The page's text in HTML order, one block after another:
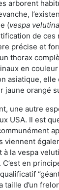
arborent
(vespa
de
précise et
thorax
en
asiatique,
jaune orangé
une autre
USA. Il est
viennent
à la vespa
en
taille d’un